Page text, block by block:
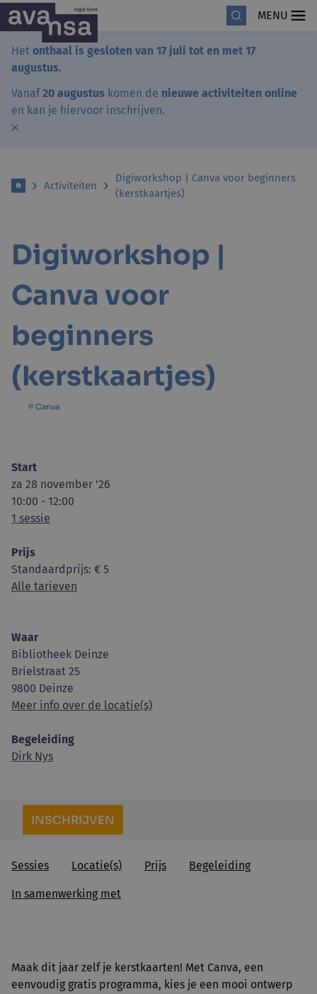
MENU
Het onthaal is gesloten van 17 juli tot en met 17
augustus.
Vanaf20 augustus komen de nieuwe activiteiten online
en kan je hiervoor inschrijven.
Activiteiten
Digiworkshop | Canva voor beginners
(kerstkaartjes)
Digiworkshop |
Canva voor
beginners
(kerstkaartjes)
© Canva
Start
za 28 november '26
10:00 - 12:00
1 sessie
Prijs
Standaardprijs: € 5
Alle tarieven
Waar
Bibliotheek Deinze
Brielstraat 25
9800 Deinze
Meer info over de locatie(s)
Begeleiding
Dirk Nys
INSCHRIJVEN
Sessies Locatie(s) Prijs Begeleiding
In samenwerking met
Maak dit jaar zelf je kerstkaarten! Met Canva, een
eenvoudig gratis programma, kies je een mooi ontwerp